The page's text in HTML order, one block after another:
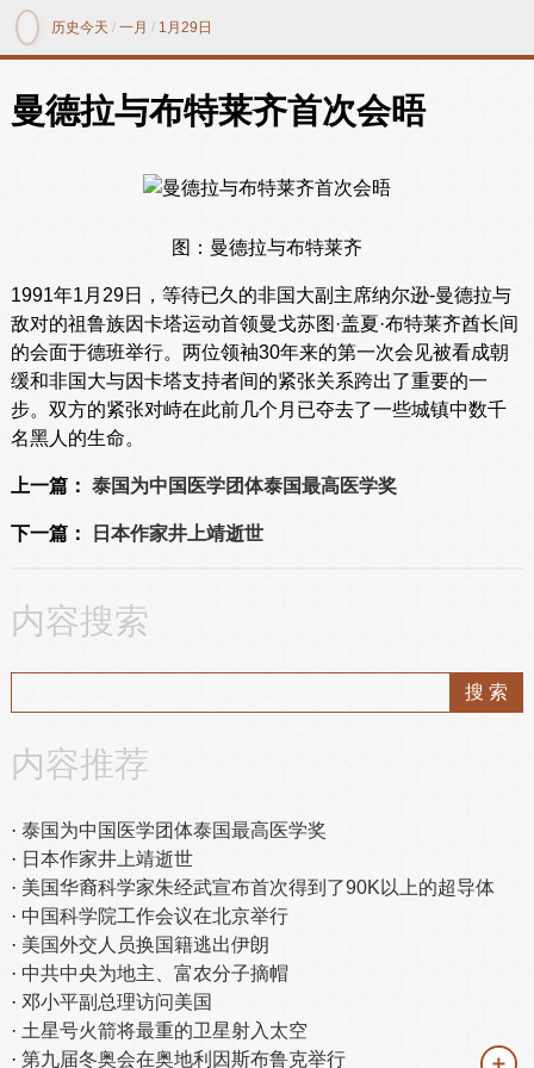
历史今天 /一月 / 1月29日
曼德拉与布特莱齐首次会晤
图：曼德拉与布特莱齐
1991年1月29日，等待已久的非国大副主席纳尔逊-曼德拉与
敌对的祖鲁族因卡塔运动首领曼戈苏图·盖夏·布特莱齐酋长间
的会面于德班举行。两位领袖30年来的第一次会见被看成朝
缓和非国大与因卡塔支持者间的紧张关系跨出了重要的一
步。双方的紧张对峙在此前几个月已夺去了一些城镇中数千
名黑人的生命。
上一篇： 泰国为中国医学团体泰国最高医学奖
下一篇： 日本作家井上靖逝世
内容搜索
内容推荐
泰国为中国医学团体泰国最高医学奖
日本作家井上靖逝世
美国华裔科学家朱经武宣布首次得到了90K以上的超导体
中国科学院工作会议在北京举行
美国外交人员换国籍逃出伊朗
中共中央为地主、富农分子摘帽
邓小平副总理访问美国
土星号火箭将最重的卫星射入太空
第九届冬奥会在奥地利因斯布鲁克举行
＋